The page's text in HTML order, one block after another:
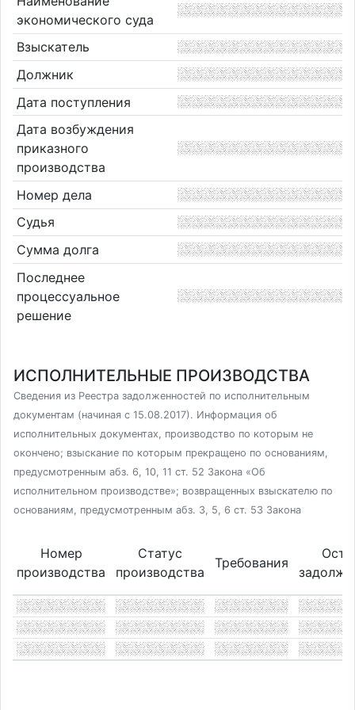
экономического суда
Взыскатель
Должник
Дата поступления
Дата возбуждения
приказного
производства
Номер дела
Судья
Сумма долга
Последнее
процессуальное
решение
ИСПОЛНИТЕЛЬНЫЕ ПРОИЗВОДСТВА
Сведения из Реестра задолженностей по исполнительным
документам (начиная с 15.08.2017). Информация об
исполнительных документах, производство по которым не
окончено; взыскание по которым прекращено по основаниям,
предусмотренным абз. 6, 10, 11 ст. 52 Закона «Об
исполнительном производстве»; возвращенных взыскателю по
основаниям, предусмотренным абз. 3, 5, 6 ст. 53 Закона
Номер
производства
Статус
производства
Требования